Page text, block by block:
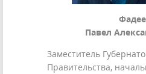
Павел
Заместитель
Правительства,